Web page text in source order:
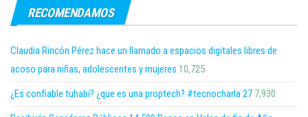
RECOMENDAMOS
Claudia Rincón Pérez hace un llamado a espacios digitales libres de
acoso para niñas, adolescentes y mujeres 10,725
¿Es confiable tuhabi? ¿que es una proptech? #tecnocharla 27 7,930